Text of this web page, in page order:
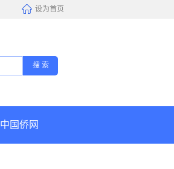
设为首页
搜 索
中国侨网